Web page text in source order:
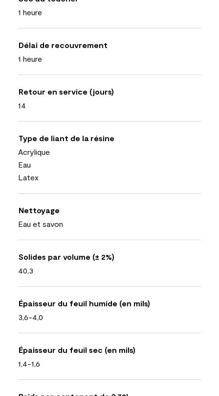
1 heure
Délai de recouvrement
1 heure
Retour en service (jours)
14
Type de liant de la résine
Acrylique
Eau
Latex
Nettoyage
Eau et savon
Solides par volume (± 2%)
40,3
Épaisseur du feuil humide (en mils)
3,6-4,0
Épaisseur du feuil sec (en mils)
1,4-1,6